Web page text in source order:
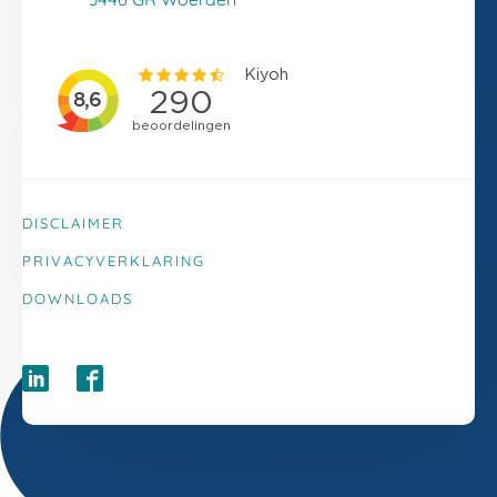
DISCLAIMER
PRIVACYVERKLARING
DOWNLOADS